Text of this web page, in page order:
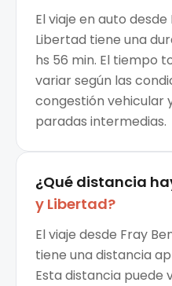
El viaje en auto
Libertad tiene una
hs 56 min. El tiempo
variar según las
congestión vehicular
paradas intermedias.
¿Qué distancia
y Libertad?
El viaje desde Fray
tiene una distancia
Esta distancia puede